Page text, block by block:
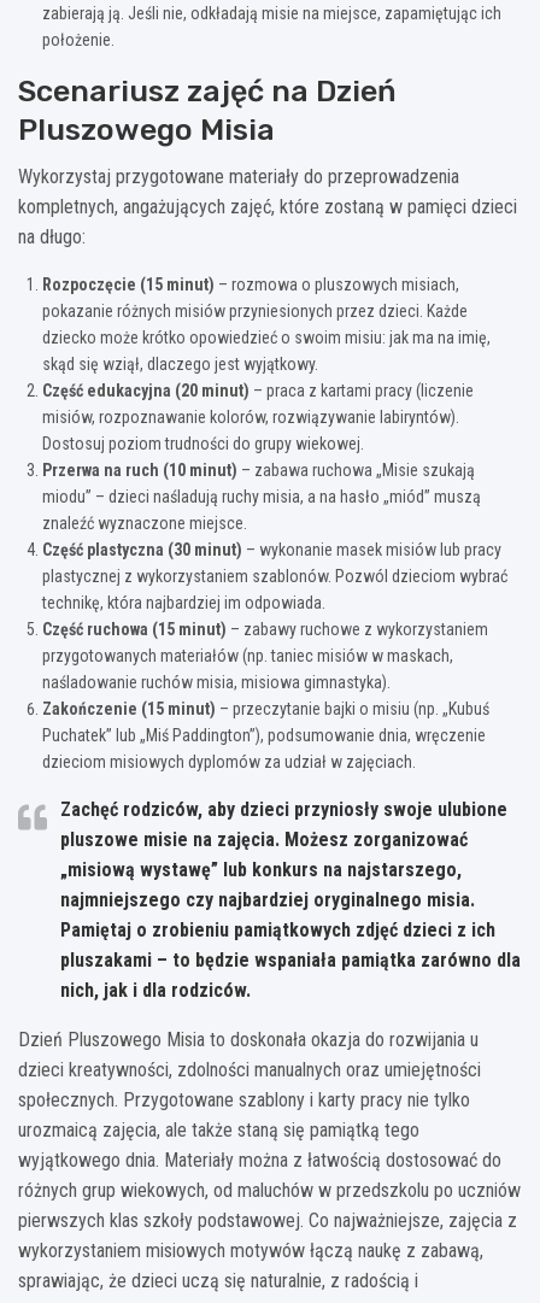
zabierają ją. Jeśli nie, odkładają misie na miejsce, zapamiętując ich
położenie.
Scenariusz zajęć na Dzień
Pluszowego Misia
Wykorzystaj przygotowane materiały do przeprowadzenia
kompletnych, angażujących zajęć, które zostaną w pamięci dzieci
na długo:
Rozpoczęcie (15 minut) – rozmowa o pluszowych misiach,
pokazanie różnych misiów przyniesionych przez dzieci. Każde
dziecko może krótko opowiedzieć o swoim misiu: jak ma na imię,
skąd się wziął, dlaczego jest wyjątkowy.
Część edukacyjna (20 minut) – praca z kartami pracy (liczenie
misiów, rozpoznawanie kolorów, rozwiązywanie labiryntów).
Dostosuj poziom trudności do grupy wiekowej.
Przerwa na ruch (10 minut) – zabawa ruchowa „Misie szukają
miodu” – dzieci naśladują ruchy misia, a na hasło „miód” muszą
znaleźć wyznaczone miejsce.
Część plastyczna (30 minut) – wykonanie masek misiów lub pracy
plastycznej z wykorzystaniem szablonów. Pozwól dzieciom wybrać
technikę, która najbardziej im odpowiada.
Część ruchowa (15 minut) – zabawy ruchowe z wykorzystaniem
przygotowanych materiałów (np. taniec misiów w maskach,
naśladowanie ruchów misia, misiowa gimnastyka).
Zakończenie (15 minut) – przeczytanie bajki o misiu (np. „Kubuś
Puchatek” lub „Miś Paddington”), podsumowanie dnia, wręczenie
dzieciom misiowych dyplomów za udział w zajęciach.
Zachęć rodziców, aby dzieci przyniosły swoje ulubione
pluszowe misie na zajęcia. Możesz zorganizować
„misiową wystawę” lub konkurs na najstarszego,
najmniejszego czy najbardziej oryginalnego misia.
Pamiętaj o zrobieniu pamiątkowych zdjęć dzieci z ich
pluszakami – to będzie wspaniała pamiątka zarówno dla
nich, jak i dla rodziców.
Dzień Pluszowego Misia to doskonała okazja do rozwijania u
dzieci kreatywności, zdolności manualnych oraz umiejętności
społecznych. Przygotowane szablony i karty pracy nie tylko
urozmaicą zajęcia, ale także staną się pamiątką tego
wyjątkowego dnia. Materiały można z łatwością dostosować do
różnych grup wiekowych, od maluchów w przedszkolu po uczniów
pierwszych klas szkoły podstawowej. Co najważniejsze, zajęcia z
wykorzystaniem misiowych motywów łączą naukę z zabawą,
sprawiając, że dzieci uczą się naturalnie, z radością i